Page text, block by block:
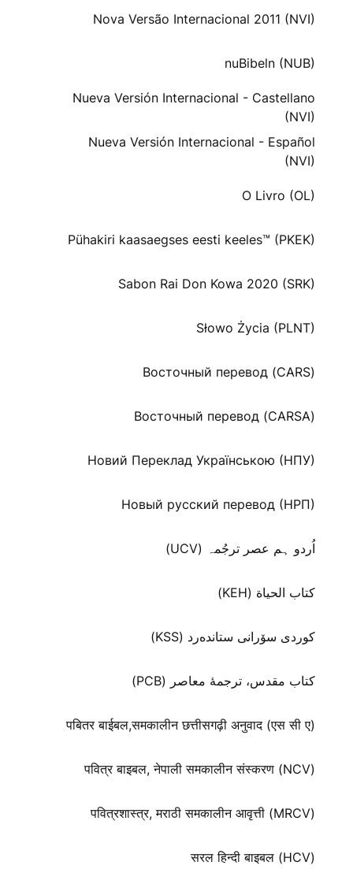
Nova Versão Internacional 2011 (NVI)
nuBibeln (NUB)
Nueva Versión Internacional - Castellano
(NVI)
Nueva Versión Internacional - Español
(NVI)
O Livro (OL)
Pühakiri kaasaegses eesti keeles™ (PKEK)
Sabon Rai Don Kowa 2020 (SRK)
Słowo Życia (PLNT)
Восточный перевод (CARS)
Восточный перевод (CARSA)
Новий Переклад Українською (НПУ)
Новый русский перевод (НРП)
اُردو ہم عصر ترجُمہ (UCV)
كتاب الحياة (KEH)
كوردی سۆرانی ستانده‌رد (KSS)
کتاب مقدس، ترجمۀ معاصر (PCB)
पबितर बाईबल,समकालीन छत्तीसगढ़ी अनुवाद (एस सी ए)
पवित्र बाइबल, नेपाली समकालीन संस्करण (NCV)
पवित्रशास्त्र, मराठी समकालीन आवृत्ती (MRCV)
सरल हिन्दी बाइबल (HCV)